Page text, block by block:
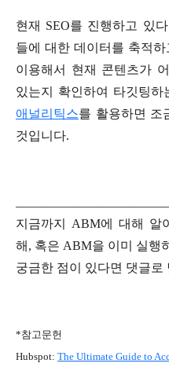
현재 SEO를 진행하고 있
들에 대한 데이터를 축적
이용해서 현재 콘텐츠가
있는지 확인하여 타깃팅
애널리틱스를 활용하면 조
것입니다.
지금까지 ABM에 대해 알
해, 혹은 ABM을 이미 실행
궁금한 점이 있다면 댓글로
*참고문헌
Hubspot: The Ultimate Guide to